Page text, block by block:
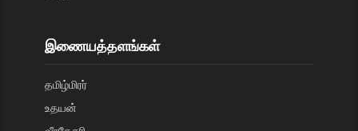
இணையத்தளங்கள்
தமிழ்மிரர்
உதயன்